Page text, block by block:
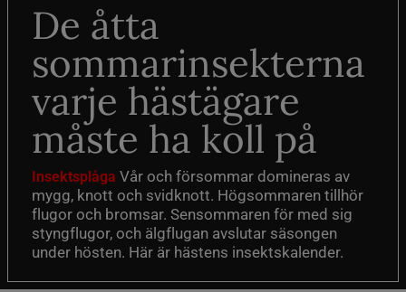
De åtta
sommarinsekterna
varje hästägare
måste ha koll på
Insektsplåga Vår och försommar domineras av
mygg, knott och svidknott. Högsommaren tillhör
flugor och bromsar. Sensommaren för med sig
styngflugor, och älgflugan avslutar säsongen
under hösten. Här är hästens insektskalender.